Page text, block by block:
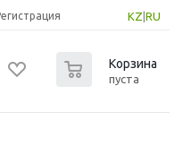
KZ RU
Корзина
пуста